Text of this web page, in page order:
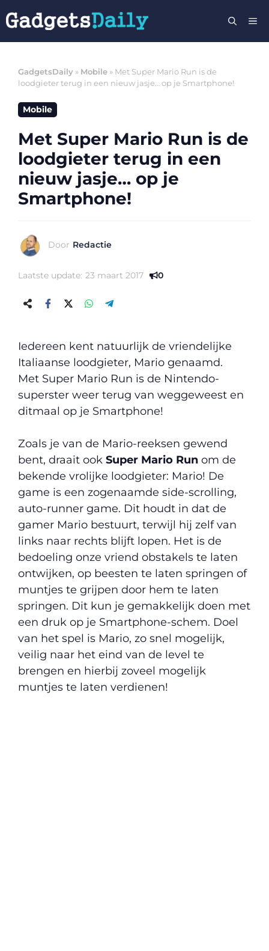
naar
de
GadgetsDaily » Mobile » Met Super Mario Run is de
loodgieter terug in een nieuw jasje… op je Smartphone!
Mobile
Met Super Mario Run is de
loodgieter terug in een
nieuw jasje… op je
Smartphone!
Door Redactie
Laatste update: 23 maart 2017 0
Iedereen kent natuurlijk de vriendelijke
Italiaanse loodgieter, Mario genaamd.
Met Super Mario Run is de Nintendo-
superster weer terug van weggeweest en
ditmaal op je Smartphone!
Zoals je van de Mario-reeksen gewend
bent, draait ook Super Mario Run om de
bekende vrolijke loodgieter: Mario! De
game is een zogenaamde side-scrolling,
auto-runner game. Dit houdt in dat de
gamer Mario bestuurt, terwijl hij zelf van
links naar rechts blijft lopen. Het is de
bedoeling onze vriend obstakels te laten
ontwijken, op beesten te laten springen of
muntjes te grijpen door hem te laten
springen. Dit kun je gemakkelijk doen met
een druk op je Smartphone-schem. Doel
van het spel is Mario, zo snel mogelijk,
veilig naar het eind van de level te
brengen en hierbij zoveel mogelijk
muntjes te laten verdienen!